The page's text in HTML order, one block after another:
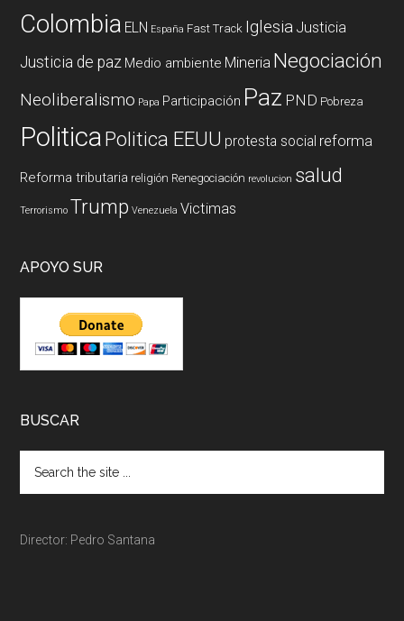
Colombia ELN España Fast Track Iglesia Justicia
Justicia de paz Medio ambiente Mineria Negociación
Neoliberalismo Papa Participación Paz PND Pobreza
PoliticaPolitica EEUU protesta social reforma
Reforma tributaria religión Renegociación revolucion salud
Terrorismo Trump Venezuela Victimas
APOYO SUR
BUSCAR
Director: Pedro Santana